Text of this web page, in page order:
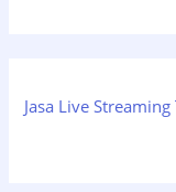
Jasa Live